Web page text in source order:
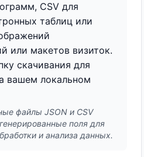
CSV для
таблиц или
или макетов визиток.
скачивания для
вашем локальном
файлы JSON и CSV
поля для
и анализа данных.